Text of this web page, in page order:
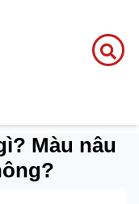
Màu nâu